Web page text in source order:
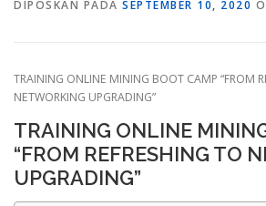
DIPOSKAN PADA SEPTEMBER 10, 2020
TRAINING ONLINE MINING BOOT CAMP “FROM
NETWORKING UPGRADING”
TRAINING ONLINE
“FROM REFRESHING TO
UPGRADING”